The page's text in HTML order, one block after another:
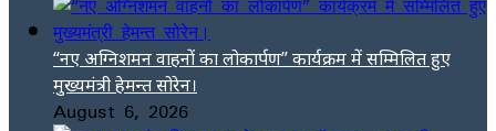
“नए अग्निशमन वाहनों का लोकार्पण” कार्यक्रम में सम्मिलित हुए
मुख्यमंत्री हेमन्त सोरेन।
August 6, 2026